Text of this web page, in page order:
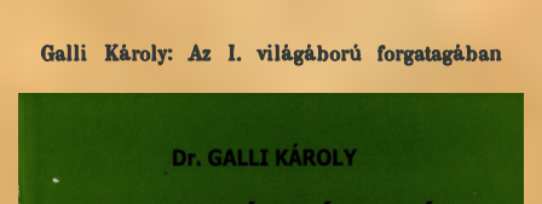
Galli Károly: Az I. világáború forgatagában